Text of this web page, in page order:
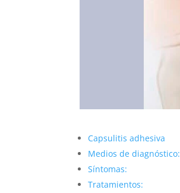
Capsulitis adhesiva
Medios de diagnóstico:
Síntomas:
Tratamientos: